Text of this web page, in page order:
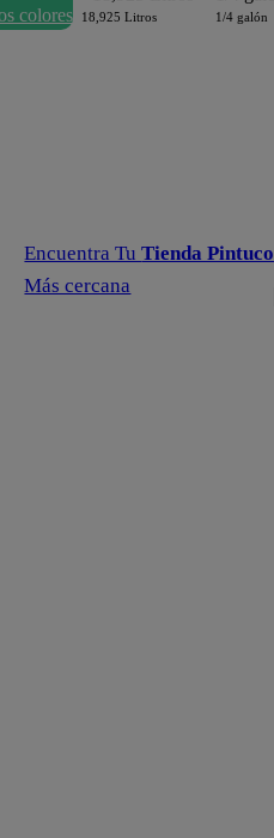
colores 18,925 Litros
1/4 galón
Encuentra TuTienda Pintuco
Más cercana